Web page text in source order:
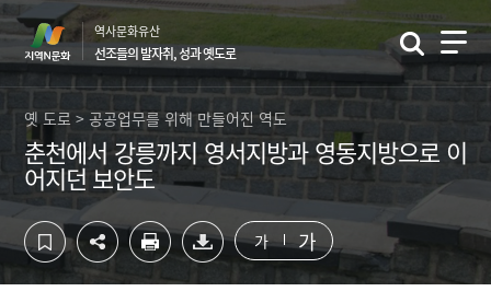
컨
텐
츠
영
가
기
하
단
영
역
기
역사문화유산
선조들의 발자취, 성과 옛도로
옛 도로 > 공공업무를 위해 만들어진 역도
춘천에서 강릉까지 영서지방과 영동지방으로 이
어지던 보안도
가 가